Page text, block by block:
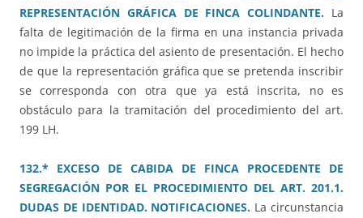
REPRESENTACIÓN GRÁFICA DE FINCA COLINDANTE. La
falta de legitimación de la firma en una instancia privada
no impide la práctica del asiento de presentación. El hecho
de que la representación gráfica que se pretenda inscribir
se corresponda con otra que ya está inscrita, no es
obstáculo para la tramitación del procedimiento del art.
199 LH.
132.* EXCESO DE CABIDA DE FINCA PROCEDENTE DE
SEGREGACIÓN POR EL PROCEDIMIENTO DEL ART. 201.1.
DUDAS DE IDENTIDAD. NOTIFICACIONES. La circunstancia